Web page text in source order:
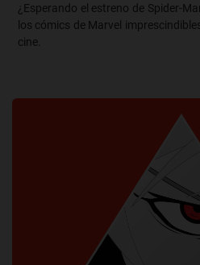
¿Esperando el estreno de Spider-
los cómics de Marvel
cine.